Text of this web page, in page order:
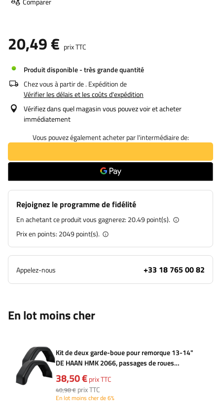
20,49 € prix TTC
Produit disponible - très grande quantité
Chez vous à partir de. Expédition de
Vérifier les délais et les coûts d'expédition
Vérifiez dans quel magasin vous pouvez voir et acheter
immédiatement
Vous pouvez également acheter par l'intermédiaire de:
Rejoignez le programme de fidélité
En achetant ce produit vous gagnerez: 20.49 point(s).
Prix en points: 2049point(s).
Appelez-nous +33 18 765 00 82
En lot moins cher
Kit de deux garde-boue pour remorque 13-14"
DE HAAN HMK 2066, passages de roues
660/200mm
38,50 €prix TTC
40,98 € prix TTC
En lot moins cher de 6%